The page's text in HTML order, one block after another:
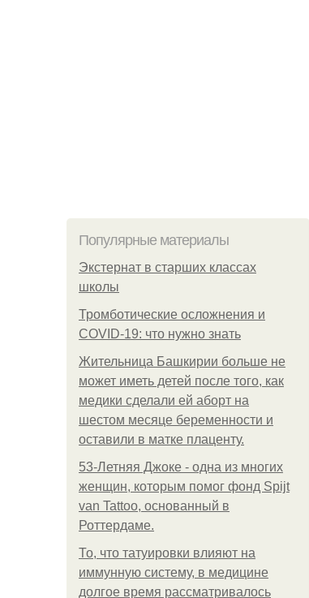
Популярные материалы
Экстернат в старших классах
школы
Тромботические осложнения и
COVID-19: что нужно знать
Жительница Башкирии больше не
может иметь детей после того, как
медики сделали ей аборт на
шестом месяце беременности и
оставили в матке плаценту.
53-Летняя Джоке - одна из многих
женщин, которым помог фонд Spijt
van Tattoo, основанный в
Роттердаме.
То, что татуировки влияют на
иммунную систему, в медицине
долгое время рассматривалось